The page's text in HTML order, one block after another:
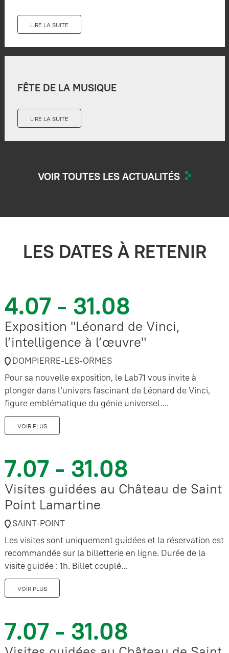
LIRE LA SUITE
FÊTE DE LA MUSIQUE
LIRE LA SUITE
VOIR TOUTES LES ACTUALITÉS
LES DATES À RETENIR
4.07 - 31.08
Exposition "Léonard de Vinci,
l’intelligence à l’œuvre"
DOMPIERRE-LES-ORMES
Pour sa nouvelle exposition, le Lab71 vous invite à
plonger dans l’univers fascinant de Léonard de Vinci,
figure emblématique du génie universel....
VOIR PLUS
7.07 - 31.08
Visites guidées au Château de Saint
Point Lamartine
SAINT-POINT
Les visites sont uniquement guidées et la réservation est
recommandée sur la billetterie en ligne. Durée de la
visite guidée : 1h. Billet couplé...
VOIR PLUS
7.07 - 31.08